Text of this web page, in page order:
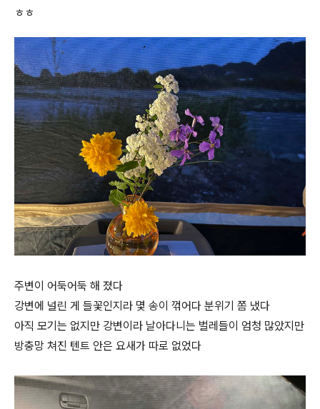
ㅎㅎ
주변이 어둑어둑 해 졌다
강변에 널린 게 들꽃인지라 몇 송이 꺾어다 분위기 쫌 냈다
아직 모기는 없지만 강변이라 날아다니는 벌레들이 엄청 많았지만
방충망 쳐진 텐트 안은 요새가 따로 없었다